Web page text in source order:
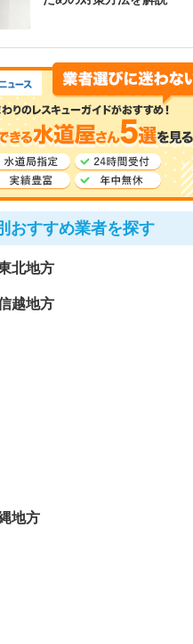
おすすめ業者を探す
北地方
越地方
地方